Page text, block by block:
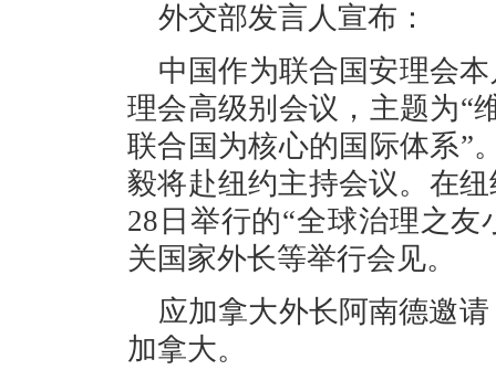
外交部发言人宣布：
中国作为联合国安理会
理会高级别会议，主题为“
联合国为核心的国际体系”
毅将赴纽约主持会议。在
28日举行的“全球治理之
关国家外长等举行会见。
应加拿大外长阿南德邀
加拿大。